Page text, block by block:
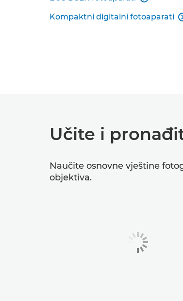
Kompaktni digitalni fotoaparati
Učite i
Naučite osnovne vještine
objektiva.